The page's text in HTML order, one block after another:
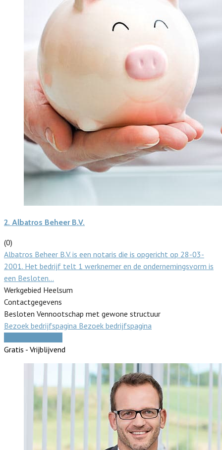
2. Albatros Beheer B.V.
(0)
Albatros Beheer B.V. is een notaris die is opgericht op 28-03-
2001. Het bedrijf telt 1 werknemer en de ondernemingsvorm is
een Besloten…
Werkgebied Heelsum
Contactgegevens
Besloten Vennootschap met gewone structuur
Bezoek bedrijfspagina Bezoek bedrijfspagina
Gratis - Vrijblijvend